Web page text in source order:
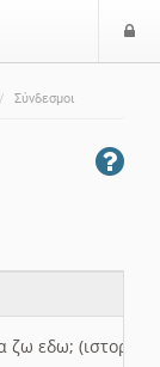
Σύνδεσμοι
εδω; (ιστορια)